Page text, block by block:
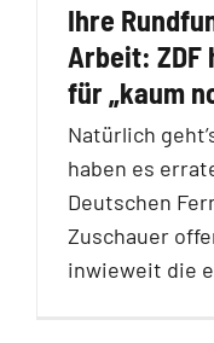
Ihre
Arbeit: ZDF
für „kaum
Natürlich
haben es
Deutschen
Zuschauer
inwieweit die